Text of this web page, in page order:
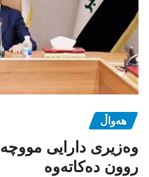
هەواڵ
وەزیری دارایی مووچە
روون دەکاتەوە